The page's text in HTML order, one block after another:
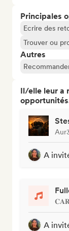
Principales
Ecrire des
Trouver ou
Autres
Il/elle leur a
A
A